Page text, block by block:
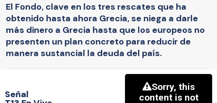
El Fondo, clave en los tres rescates que ha
obtenido hasta ahora Grecia, se niega a darle
más dinero a Grecia hasta que los europeos no
presenten un plan concreto para reducir de
manera sustancial la deuda del país.
Señal